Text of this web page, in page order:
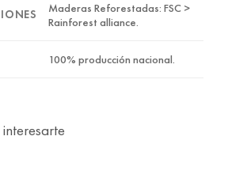
Maderas Reforestadas: FSC >
Rainforest alliance.
100% producción nacional.